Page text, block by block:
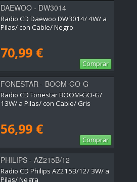
DAEWOO - DW3014
Radio CD Daewoo DW3014/ 4W/ a
Pilas/ con Cable/ Negro
70,99 €
Comprar
FONESTAR - BOOM-GO-G
Radio CD Fonestar BOOM-GO-G/
13W/ a Pilas/ con Cable/ Gris
56,99 €
Comprar
PHILIPS - AZ215B/12
Radio CD Philips AZ215B/12/ 3W/ a
Pilas/ Negra